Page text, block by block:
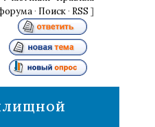
· Поиск · RSS ]